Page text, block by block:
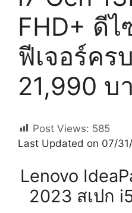
FHD+ ดี
ฟีเจอร์คร
21,990 บ
Post Views: 585
Last Updated on 07/
Lenovo
2023 สเปก